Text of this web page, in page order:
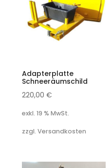
Adapterplatte
Schneeräumschild
220,00 €
exkl. 19 % MwSt.
zzgl. Versandkosten